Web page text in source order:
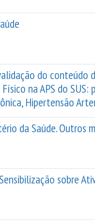
do conteúdo
na APS do
Hipertensão
da Saúde. Outros
sobre